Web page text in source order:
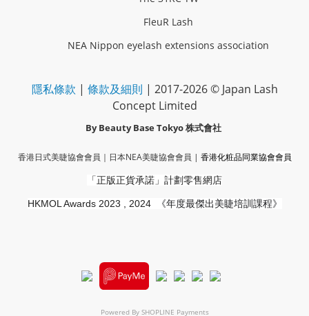
FleuR Lash
NEA Nippon eyelash extensions association
隱私條款 | 條款及細則 | 2017-2026 © Japan Lash
Concept Limited
By Beauty Base Tokyo株式會社
香港日式美睫協會會員｜ 日本NEA美睫協會會員 | 香港化粧品同業協會會員
「正版正貨承諾」 計劃零售網店
HKMOL Awards 2023 , 2024 《年度最傑出美睫培訓課程》
Powered By SHOPLINE Payments